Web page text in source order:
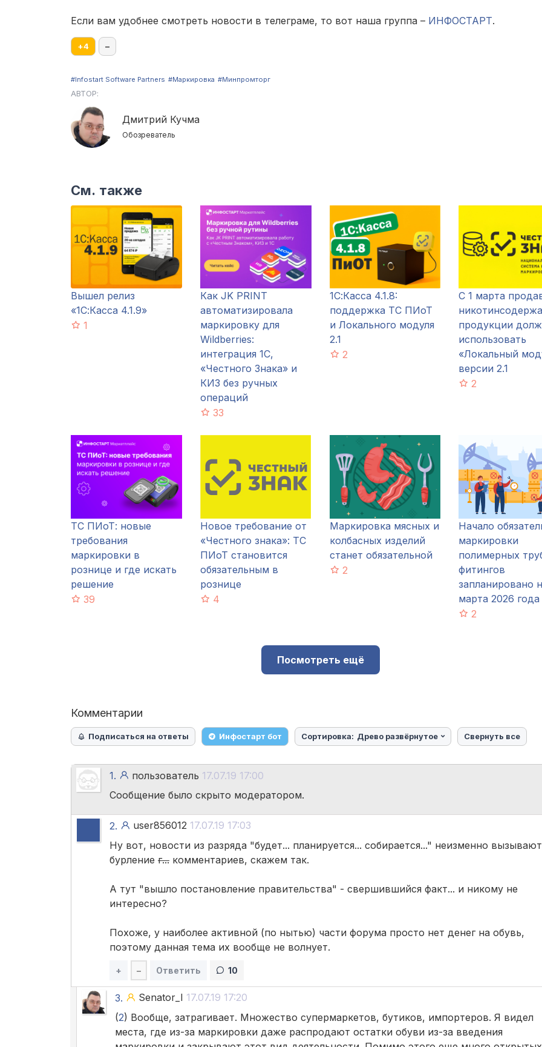
Если вам удобнее смотреть новости в телеграме, то вот наша группа – ИНФОСТАРТ.
+4 –
#Infostart Software Partners #Маркировка #Минпромторг
АВТОР:
Дмитрий Кучма
Обозреватель
См. также
Вышел релиз
«1С:Касса 4.1.9»
1
Как JK PRINT
автоматизировала
маркировку для
Wildberries:
интеграция 1С,
«Честного Знака» и
КИЗ без ручных
операций
33
1С:Касса 4.1.8:
поддержка ТС ПИоТ
и Локального модуля
2.1
2
С 1 марта
продукции
использовать
«Локальный
версии 2.1
2
ТС ПИоТ: новые
требования
маркировки в
рознице и где искать
решение
39
Новое требование от
«Честного знака»: ТС
ПИоТ становится
обязательным в
рознице
4
Маркировка мясных и
колбасных изделий
станет обязательной
2
Начало
маркировки
полимерных
фитингов
запланировано
марта 2026 года
2
Посмотреть ещё
Комментарии
Подписаться на ответы Инфостарт бот Сортировка: Древо развёрнутое Свернуть все
1. пользователь 17.07.19 17:00
Сообщение было скрыто модератором.
2. user856012 17.07.19 17:03
Ну вот, новости из разряда "будет... планируется... собирается..." неизменно вызывают
бурление г... комментариев, скажем так.
А тут "вышло постановление правительства" - свершившийся факт... и никому не
интересно?
Похоже, у наиболее активной (по нытью) части форума просто нет денег на обувь,
поэтому данная тема их вообще не волнует.
+ – Ответить 10
3. Senator_I 17.07.19 17:20
(2) Вообще, затрагивает. Множество супермаркетов, бутиков, импортеров. Я видел
места, где из-за маркировки даже распродают остатки обуви из-за введения